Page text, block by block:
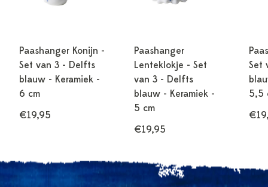
Paashanger Konijn -
Set van 3 - Delfts
blauw - Keramiek -
6 cm
€19,95
Paashanger
Lenteklokje - Set
van 3 - Delfts
blauw - Keramiek -
5 cm
€19,95
Set
5,5